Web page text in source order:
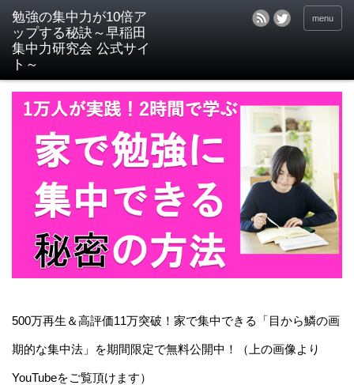
menu
500万再生＆高評価11万突破！家で集中できる「目から鱗の画
期的な集中法」を期間限定で無料公開中！（上の画像より
YouTubeをご覧頂けます）